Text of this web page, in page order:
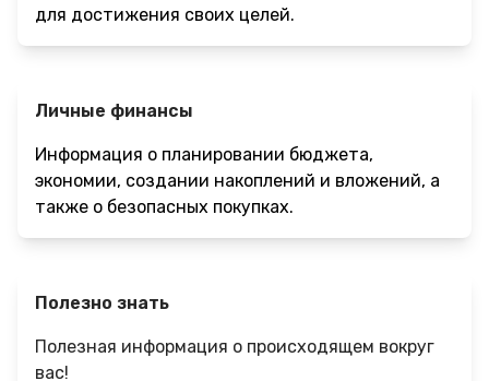
для достижения своих целей.
Личные финансы
Информация о планировании бюджета,
экономии, создании накоплений и вложений, а
также о безопасных покупках.
Полезно знать
Полезная информация о происходящем вокруг
вас!